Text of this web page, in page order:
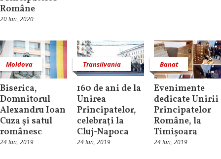
Române
20 Ian, 2020
Moldova
Biserica,
Domnitorul
Alexandru Ioan
Cuza şi satul
românesc
24 Ian, 2019
Transilvania
160 de ani de la
Unirea
Principatelor,
celebraţi la
Cluj-Napoca
24 Ian, 2019
Banat
Evenimente
dedicate Unirii
Principatelor
Române, la
Timișoara
24 Ian, 2019